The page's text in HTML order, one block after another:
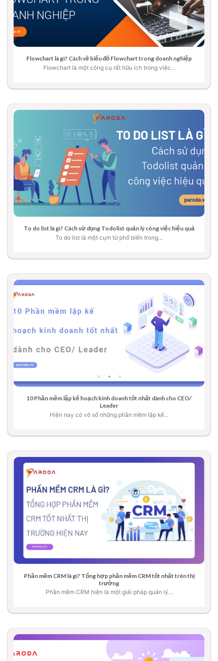
Flowchart là gì? Cách vẽ biểu đồ Flowchart trong doanh nghiệp
Flowchart là một công cụ rất hữu ích trong việc...
To do list là gì? Cách sử dụng Todolist quản lý công việc hiệu quả
To do list là một cụm từ phổ biến trong...
10 Phần mềm lập kế hoạch kinh doanh tốt nhất dành cho CEO/
Leader
Hiện nay có vô số những phần mềm lập kế...
Phần mềm CRM là gì? Tổng hợp phần mềm CRM tốt nhất trên thị
trường
Phần mềm CRM hiện là một giải pháp quản lý...